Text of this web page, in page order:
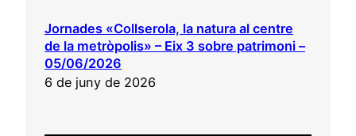
Jornades «Collserola, la natura al centre
de la metròpolis» – Eix 3 sobre patrimoni –
05/06/2026
6 de juny de 2026